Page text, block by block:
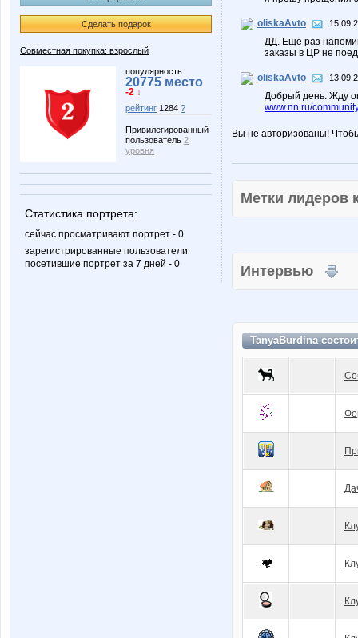
Сделать подарок
Совместная покупка: взрослый
популярность:
20775 место
-2 ↓
рейтинг 1284 ?
Привилегированный
пользователь 2
уровня
Статистика портрета:
сейчас просматривают портрет - 0
зарегистрированные пользователи
посетившие портрет за 7 дней - 0
oliskaAvto
ДД. Ещё раз
заказы в ЦР не
oliskaAvto
Добрый день. Жду
www.nn.ru/
Вы не авторизованы!
Метки
Интервью
TanyaBurdina